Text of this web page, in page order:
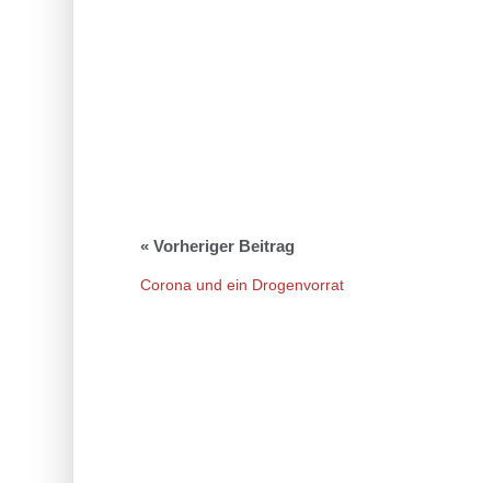
Corona und ein Drogenvorrat